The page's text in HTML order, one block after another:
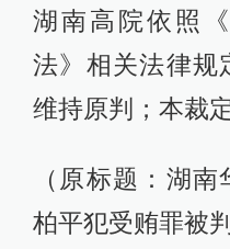
湖南高院依照
法》相关法律规
维持原判；本裁
（原标题：湖
柏平犯受贿罪被